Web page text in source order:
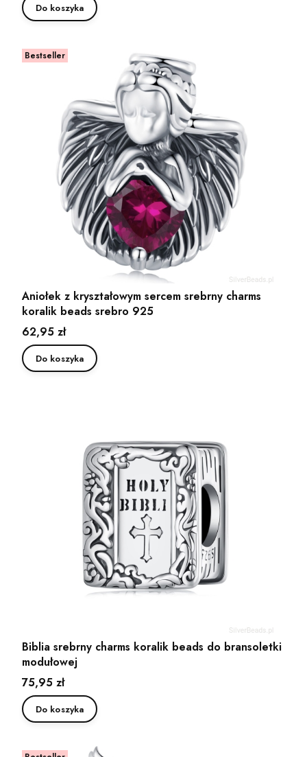
Do koszyka
Bestseller
Aniołek z kryształowym sercem srebrny charms
koralik beads srebro 925
Cena
62,95 zł
Do koszyka
Biblia srebrny charms koralik beads do bransoletki
modułowej
Cena
75,95 zł
Do koszyka